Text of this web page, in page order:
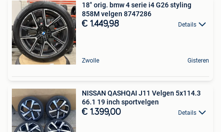
18" orig. bmw 4 serie i4 G26 styling
858M velgen 8747286
€ 1.449,98 Details
Zwolle Gisteren
NISSAN QASHQAI J11 Velgen 5x114.3
66.1 19 inch sportvelgen
€ 1.399,00 Details